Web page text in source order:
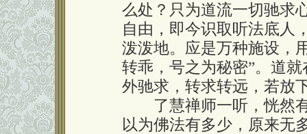
么处？只为道流一切驰求
自由，即今识取听法底人
泼泼地。应是万种施设，
转乖，号之为秘密”。道
外驰求，转求转远，若放
了慧禅师一听，恍然有
以为佛法有多少，原来无